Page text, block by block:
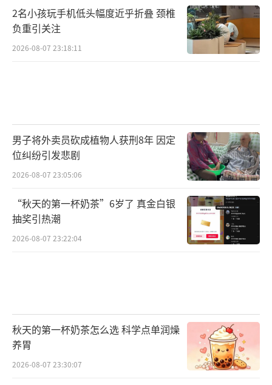
2名小孩玩手机低头幅度近乎折叠 颈椎
负重引关注
2026-08-07 23:18:11
男子将外卖员砍成植物人获刑8年 因定
位纠纷引发悲剧
2026-08-07 23:05:06
“秋天的第一杯奶茶”6岁了 真金白银
抽奖引热潮
2026-08-07 23:22:04
秋天的第一杯奶茶怎么选 科学点单润燥
养胃
2026-08-07 23:30:07